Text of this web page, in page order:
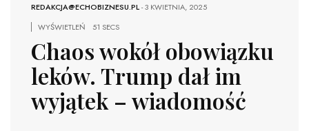
REDAKCJA@ECHOBIZNESU.PL-3 KWIETNIA, 2025
WYŚWIETLEŃ
51 SECS
Chaos wokół obowiązku
leków. Trump dał im
wyjątek – wiadomość